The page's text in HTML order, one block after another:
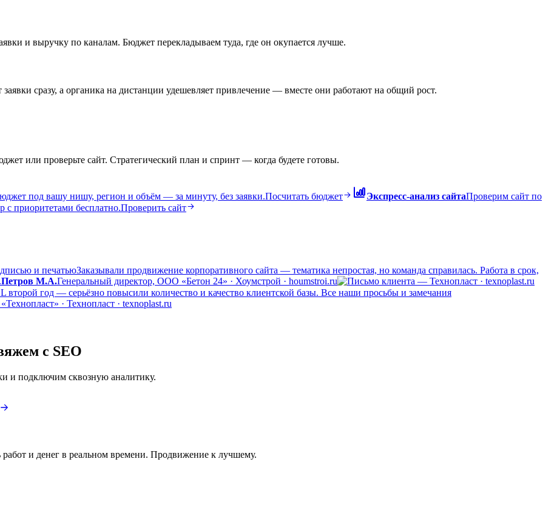
и выручку по каналам. Бюджет перекладываем туда, где он окупается лучше.
сразу, а органика на дистанции удешевляет привлечение — вместе они работают на общий рост.
или проверьте сайт. Стратегический план и спринт — когда будете готовы.
под вашу нишу, регион и объём — за минуту, без заявки.Посчитать бюджет Экспресс-анализ сайтаПроверим сайт по
приоритетами бесплатно.Проверить сайт
и печатьюЗаказывали продвижение корпоративного сайта — тематика непростая, но команда справилась. Работа в срок,
Петров М.А.Генеральный директор, ООО «Бетон 24» · Хоумстрой · houmstroi.ru
второй год — серьёзно повысили количество и качество клиентской базы. Все наши просьбы и замечания
· Технопласт · texnoplast.ru
с SEO
и подключим сквозную аналитику.
и денег в реальном времени. Продвижение к лучшему.